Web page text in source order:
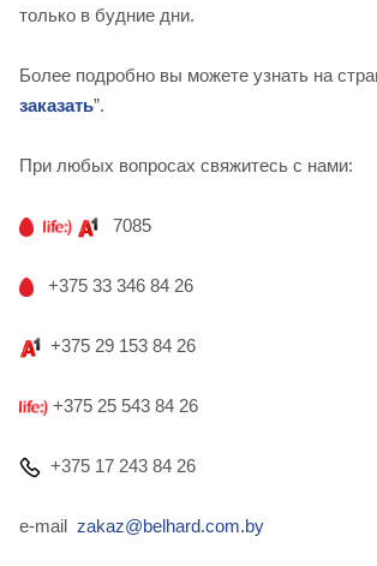
только в будние дни.
Более подробно вы можете узнать на
заказать”.
При любых вопросах свяжитесь с нами:
7085
+375 33 346 84 26
+375 29 153 84 26
+375 25 543 84 26
+375 17 243 84 26
e-mail zakaz@belhard.com.by